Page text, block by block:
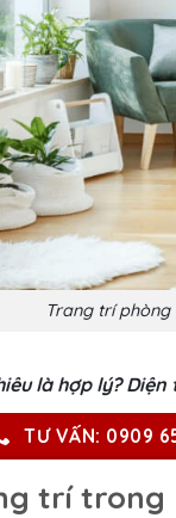
Trang trí
là hợp lý? Diện
TƯ VẤN: 0909
trí